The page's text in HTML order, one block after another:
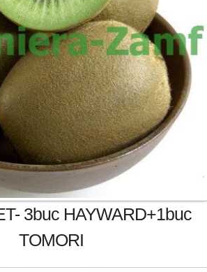
3buc HAYWARD+1buc
TOMORI